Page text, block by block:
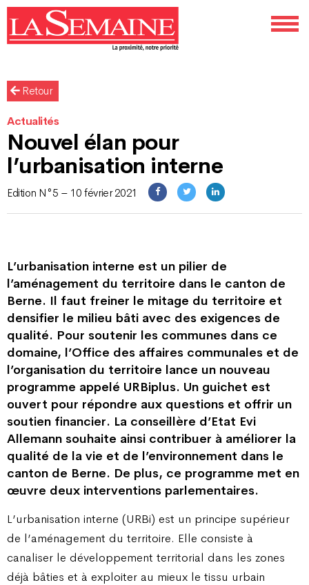
Retour
Actualités
Nouvel élan pour
l’urbanisation interne
Edition N°5 – 10 février 2021
L’urbanisation interne est un pilier de
l’aménagement du territoire dans le canton de
Berne. Il faut freiner le mitage du territoire et
densifier le milieu bâti avec des exigences de
qualité. Pour soutenir les communes dans ce
domaine, l’Office des affaires communales et de
l’organisation du territoire lance un nouveau
programme appelé URBiplus. Un guichet est
ouvert pour répondre aux questions et offrir un
soutien financier. La conseillère d’Etat Evi
Allemann souhaite ainsi contribuer à améliorer la
qualité de la vie et de l’environnement dans le
canton de Berne. De plus, ce programme met en
œuvre deux interventions parlementaires.
L’urbanisation interne (URBi) est un principe supérieur
de l’aménagement du territoire. Elle consiste à
canaliser le développement territorial dans les zones
déjà bâties et à exploiter au mieux le tissu urbain